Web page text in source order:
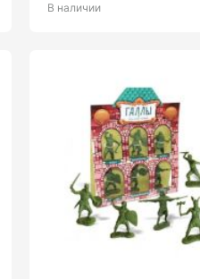
В наличии